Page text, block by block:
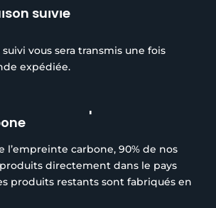
suivie
vous sera transmis une fois
expédiée.
de l’empreinte
l’empreinte carbone, 90% de nos
directement dans le pays
produits restants sont fabriqués en